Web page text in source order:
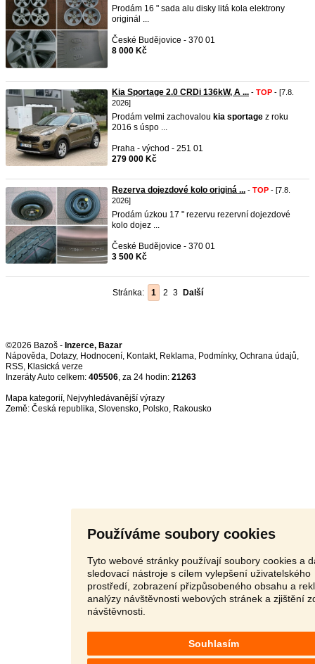
Používáme soubory cookies
Tyto webové stránky používají soubory cookies a
sledovací nástroje s cílem vylepšení uživatelského
prostředí, zobrazení přizpůsobeného obsahu a
analýzy návštěvnosti webových stránek a zjištění
návštěvnosti.
Souhlasím
Prodám 16 " sada alu disky litá kola elektrony
originál ...
České Budějovice - 370 01
8 000 Kč
Kia Sportage 2.0 CRDi 136kW, A ... - TOP - [7.8.
2026]
Prodám velmi zachovalou kia sportage z roku
2016 s úspo ...
Praha - východ - 251 01
279 000 Kč
Rezerva dojezdové kolo originá ... - TOP - [7.8.
2026]
Prodám úzkou 17 " rezervu rezervní dojezdové
kolo dojez ...
České Budějovice - 370 01
3 500 Kč
Stránka: 1 2 3 Další
©2026 Bazoš - Inzerce, Bazar
Nápověda, Dotazy, Hodnocení, Kontakt, Reklama, Podmínky, Ochrana údajů,
RSS,
Inzeráty Auto celkem: 405506, za 24 hodin: 21263
Mapa kategorií, Nejvyhledávanější výrazy
Země: Česká republika, Slovensko, Polsko, Rakousko